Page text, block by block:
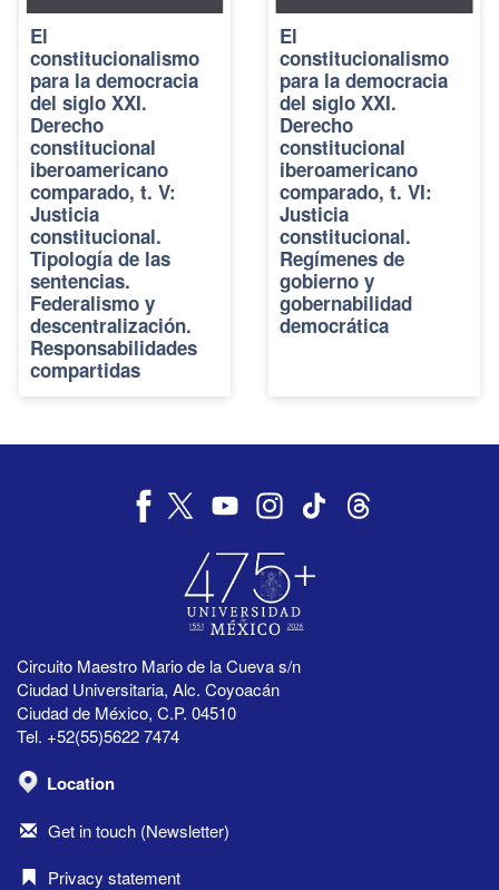
El
constitucionalismo
para la democracia
del siglo XXI.
Derecho
constitucional
iberoamericano
comparado, t. V:
Justicia
constitucional.
Tipología de las
sentencias.
Federalismo y
descentralización.
Responsabilidades
compartidas
El
constitucionalismo
para la democracia
del siglo XXI.
Derecho
constitucional
iberoamericano
comparado, t. VI:
Justicia
constitucional.
Regímenes de
gobierno y
gobernabilidad
democrática
Circuito Maestro Mario de la Cueva s/n
Ciudad Universitaria, Alc. Coyoacán
Ciudad de México, C.P. 04510
Tel. +52(55)5622 7474
Location
Get in touch (Newsletter)
Privacy statement